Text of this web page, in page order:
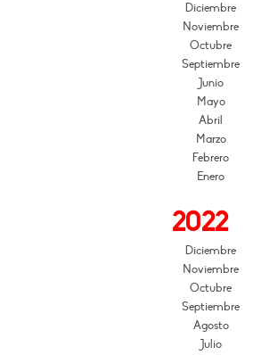
Diciembre
Noviembre
Octubre
Septiembre
Junio
Mayo
Abril
Marzo
Febrero
Enero
2022
Diciembre
Noviembre
Octubre
Septiembre
Agosto
Julio